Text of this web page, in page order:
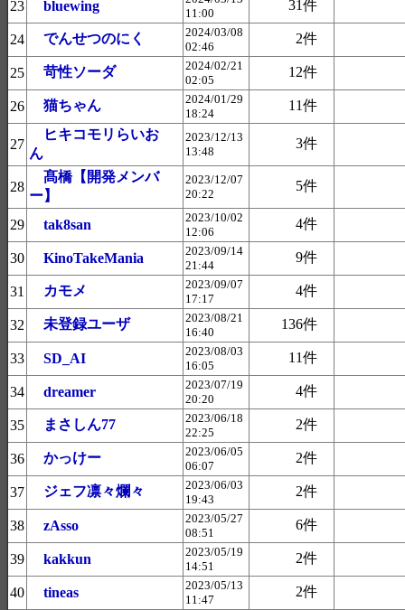
23 bluewing
11:00
31件
24 でんせつのにく
2024/03/08
02:46
2件
25 苛性ソーダ
2024/02/21
02:05
12件
26 猫ちゃん
2024/01/29
18:24
11件
27
ヒキコモリらいお
ん
2023/12/13
13:48
3件
28
髙橋【開発メンバ
ー】
2023/12/07
20:22
5件
29 tak8san
2023/10/02
12:06
4件
30 KinoTakeMania
2023/09/14
21:44
9件
31 カモメ
2023/09/07
17:17
4件
32 未登録ユーザ
2023/08/21
16:40
136件
33 SD_AI
2023/08/03
16:05
11件
34 dreamer
2023/07/19
20:20
4件
35 まさしん77
2023/06/18
22:25
2件
36 かっけー
2023/06/05
06:07
2件
37 ジェフ凛々爛々
2023/06/03
19:43
2件
38 zAsso
2023/05/27
08:51
6件
39 kakkun
2023/05/19
14:51
2件
40 tineas
2023/05/13
11:47
2件